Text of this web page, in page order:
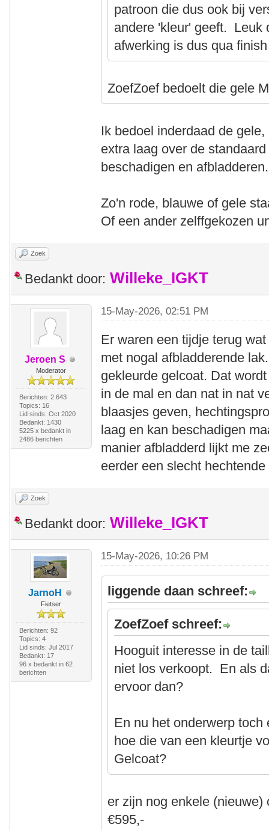
patroon die dus ook bij
andere 'kleur' geeft. Leuk
afwerking is dus qua
ZoefZoef bedoelt die gele
Ik bedoel inderdaad de
extra laag over de
beschadigen en afbladderen.
Zo'n rode, blauwe of gele
Of een ander zelffgekozen
Zoek
Bedankt door: Willeke_IGKT
Jeroen S
Moderator
Berichten: 2.643
Topics: 16
Lid sinds: Oct 2020
Bedankt: 1430
5225 x bedankt in
2486 berichten
15-May-2026, 02:51 PM
Er waren een tijdje terug
met nogal afbladderende
gekleurde gelcoat. Dat
in de mal en dan nat in nat
blaasjes geven,
laag en kan beschadigen
manier afbladderd lijkt me
eerder een slecht
Zoek
Bedankt door: Willeke_IGKT
JarnoH
Fietser
Berichten: 92
Topics: 4
Lid sinds: Jul 2017
Bedankt: 17
96 x bedankt in 62
berichten
15-May-2026, 10:26 PM
liggende daan schreef:
ZoefZoef schreef:
Hooguit interesse in de
niet los verkoopt. En als
ervoor dan?
En nu het onderwerp
hoe die van een kleurtje
Gelcoat?
er zijn nog enkele
€595,-